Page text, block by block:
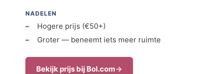
NADELEN
Hogere prijs (€50+)
Groter — beneemt iets meer ruimte
Bekijk prijs bij Bol.com